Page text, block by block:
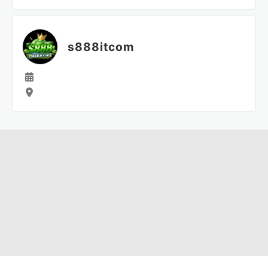
s888itcom